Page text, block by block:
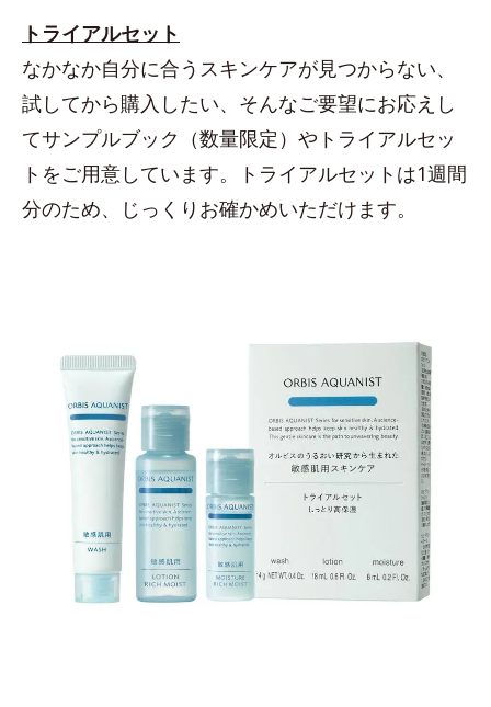
トライアルセット
なかなか自分に合うスキンケアが見つからない、
試してから購入したい、そんなご要望にお応えし
てサンプルブック（数量限定）やトライアルセッ
トをご用意しています。トライアルセットは1週間
分のため、じっくりお確かめいただけます。